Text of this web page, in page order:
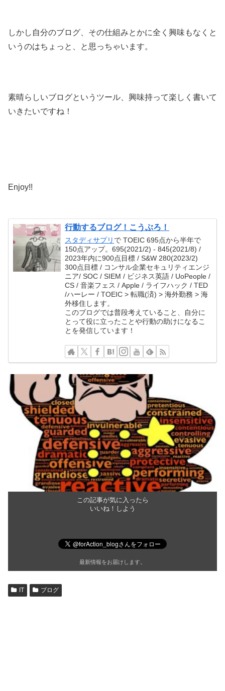
しかし自分のブログ、その仕組みとかに全く興味もなくと
いうのはちょっと、と思っちゃいます。
素晴らしいブログというツール、興味持って楽しく書いて
いきたいですね！
Enjoy!!
行動するブログ！こうぶろ！
スタディサプリ で TOEIC 695点から半年で
150点アップ。695(2021/2) - 845(2021/8) /
2023年内に900点目標 / S&W 280(2023/2)
300点目標 / コンサル企業セキュリティエンジ
ニア/ SOC / SIEM / ビジネス英語 / UoPeople /
CS / 音楽フェス / Apple / ライフハック / TED
/ハーレー / TOEIC > 転職(済) > 海外勤務 > 海
外移住します。
このブログでは普段考えていること、自分に
とって役に立ったことや行動の助けになるこ
とを発信しています！
この記事が気に入ったら
いいね！しよう
最新情報をお届けします。
IT ブログ